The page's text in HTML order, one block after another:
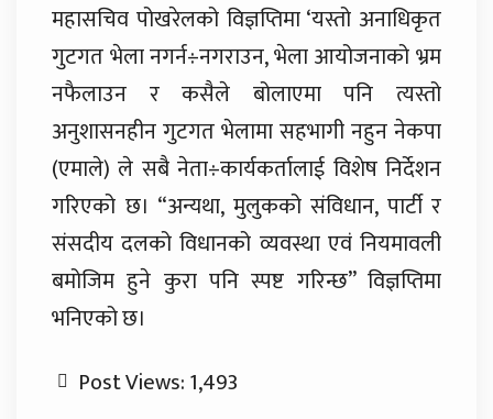
महासचिव पोखरेलको विज्ञप्तिमा ‘यस्तो अनाधिकृत
गुटगत भेला नगर्न÷नगराउन, भेला आयोजनाको भ्रम
नफैलाउन र कसैले बोलाएमा पनि त्यस्तो
अनुशासनहीन गुटगत भेलामा सहभागी नहुन नेकपा
(एमाले) ले सबै नेता÷कार्यकर्तालाई विशेष निर्देशन
गरिएको छ। “अन्यथा, मुलुकको संविधान, पार्टी र
संसदीय दलको विधानको व्यवस्था एवं नियमावली
बमोजिम हुने कुरा पनि स्पष्ट गरिन्छ” विज्ञप्तिमा
भनिएको छ।
Post Views:1,493